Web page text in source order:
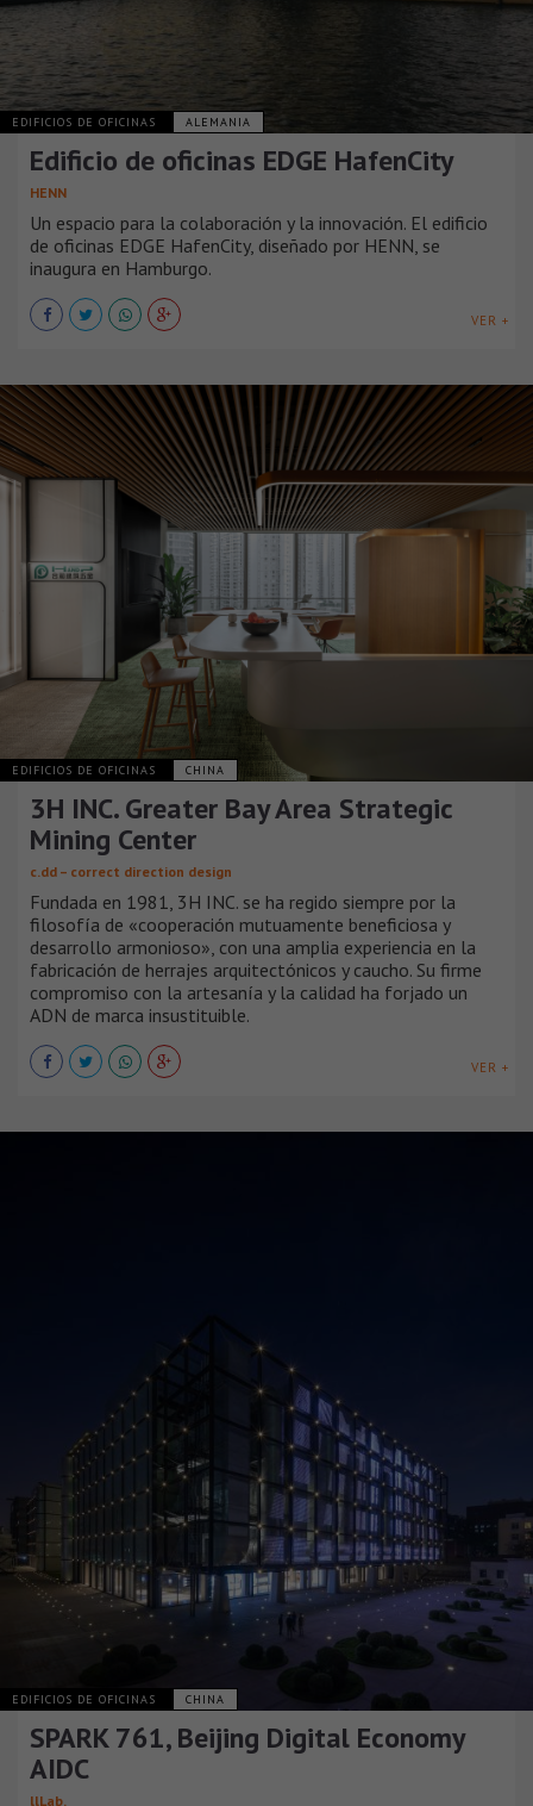
EDIFICIOS DE OFICINAS ALEMANIA
Edificio de oficinas EDGE HafenCity
HENN
Un espacio para la colaboración y la innovación. El edificio
de oficinas EDGE HafenCity, diseñado por HENN, se
inaugura en Hamburgo.
VER +
EDIFICIOS DE OFICINAS CHINA
3H INC. Greater Bay Area Strategic
Mining Center
c.dd – correct direction design
Fundada en 1981, 3H INC. se ha regido siempre por la
filosofía de «cooperación mutuamente beneficiosa y
desarrollo armonioso», con una amplia experiencia en la
fabricación de herrajes arquitectónicos y caucho. Su firme
compromiso con la artesanía y la calidad ha forjado un
ADN de marca insustituible.
VER +
EDIFICIOS DE OFICINAS CHINA
SPARK 761, Beijing Digital Economy
AIDC
llLab.